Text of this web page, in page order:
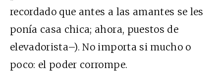
recordado que antes a las amantes se les
ponía casa chica; ahora, puestos de
elevadorista–). No importa si mucho o
poco: el poder corrompe.